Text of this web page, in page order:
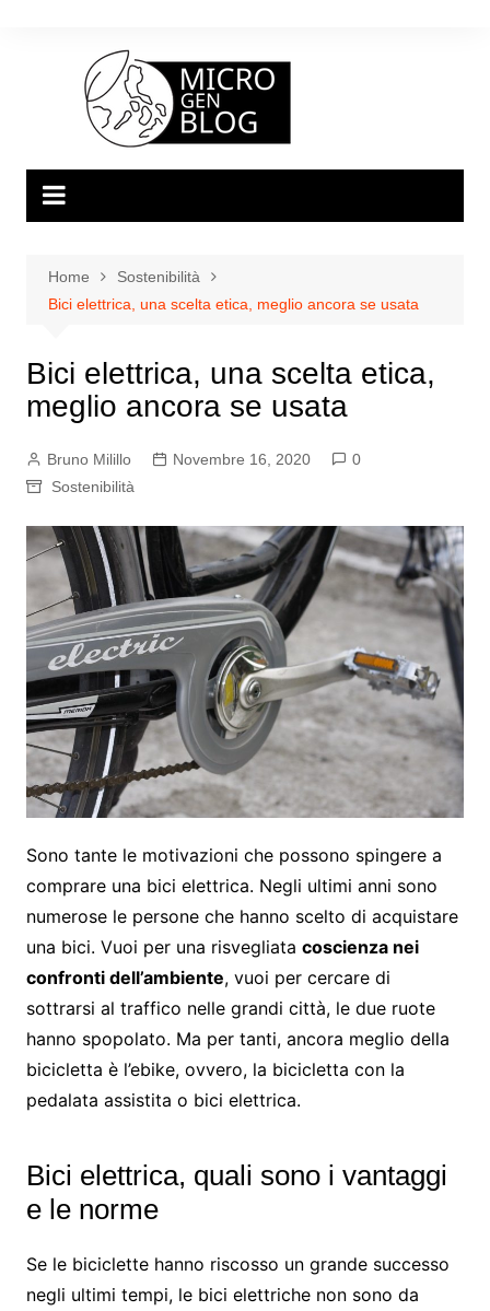
Home
Sostenibilità
Bici elettrica, una scelta etica, meglio ancora se usata
Bici elettrica, una scelta etica,
meglio ancora se usata
Bruno Milillo Novembre 16, 2020
0
Sostenibilità
Sono tante le motivazioni che possono spingere a
comprare una bici elettrica. Negli ultimi anni sono
numerose le persone che hanno scelto di acquistare
una bici. Vuoi per una risvegliata coscienza nei
confronti dell’ambiente, vuoi per cercare di
sottrarsi al traffico nelle grandi città, le due ruote
hanno spopolato. Ma per tanti, ancora meglio della
bicicletta è l’ebike, ovvero, la bicicletta con la
pedalata assistita o bici elettrica.
Bici elettrica, quali sono i vantaggi
e le norme
Se le biciclette hanno riscosso un grande successo
negli ultimi tempi, le bici elettriche non sono da